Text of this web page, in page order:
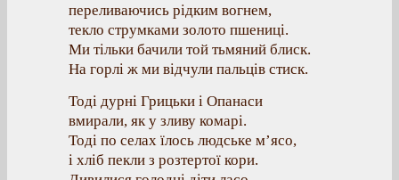
переливаючись рідким вогнем,
текло струмками золото пшениці.
Ми тільки бачили той тьмяний блиск.
На горлі ж ми відчули пальців стиск.
Тоді дурні Грицьки і Опанаси
вмирали, як у зливу комарі.
Тоді по селах їлось людське м’ясо,
і хліб пекли з розтертої кори.